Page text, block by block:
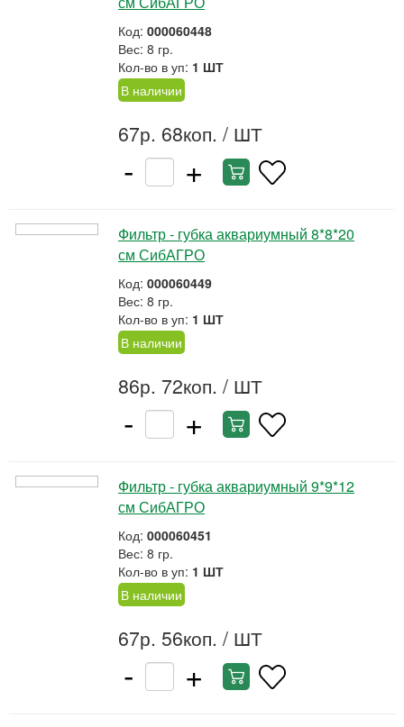
Код: 000060448
Вес: 8 гр.
Кол-во в уп: 1 ШТ
В наличии
67р. 68коп. / ШТ
- +
Фильтр - губка аквариумный 8*8*20
см СибАГРО
Код: 000060449
Вес: 8 гр.
Кол-во в уп: 1 ШТ
В наличии
86р. 72коп. / ШТ
- +
Фильтр - губка аквариумный 9*9*12
см СибАГРО
Код: 000060451
Вес: 8 гр.
Кол-во в уп: 1 ШТ
В наличии
67р. 56коп. / ШТ
- +